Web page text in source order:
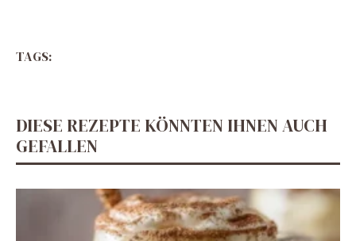
TAGS:
DIESE REZEPTE KÖNNTEN IHNEN AUCH
GEFALLEN